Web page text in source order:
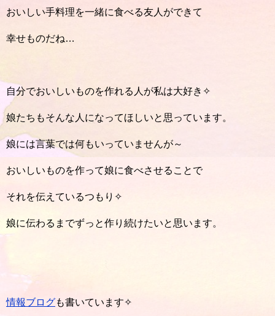
おいしい手料理を一緒に食べる友人ができて
幸せものだね…
自分でおいしいものを作れる人が私は大好き✧
娘たちもそんな人になってほしいと思っています。
娘には言葉では何もいっていませんが～
おいしいものを作って娘に食べさせることで
それを伝えているつもり✧
娘に伝わるまでずっと作り続けたいと思います。
情報ブログも書いています✧